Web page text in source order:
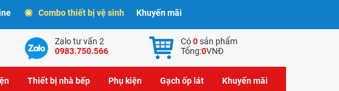
Combo thiết bị vệ sinh Khuyến mãi
Zalo tư vấn 2
0983.750.566
Có0sản phẩm
Tổng:0VNĐ
Thiết bị nhà bếp Phụ kiện Gạch ốp lát Khuyến mãi